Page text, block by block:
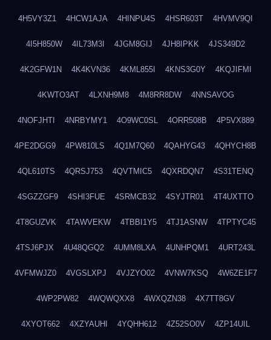
4H5VY3Z1 4HCW1AJA 4HINPU4S 4HSR603T 4HVMV9QI
4I5H850W 4IL73M3I 4JGM8GIJ 4JH8IPKK 4JS349D2
4K2GFW1N 4K4KVN36 4KML855I 4KNS3G0Y 4KQJIFMI
4KWTO3AT 4LXNH9M8 4M8RR8DW 4NNSAVOG
4NOFJHTI 4NRBYMY1 4O9WC0SL 4ORR508B 4P5VX889
4PE2DGG9 4PW810LS 4Q1M7Q60 4QAHYG43 4QHYCH8B
4QL610TS 4QRSJ753 4QVTMIC5 4QXRDQN7 4S31TENQ
4SGZZGF9 4SHI3FUE 4SRMCB32 4SYJTR01 4T4UXTTO
4T8GUZVK 4TAWVEKW 4TBBI1Y5 4TJ1ASNW 4TPTYC45
4TSJ6PJX 4U48QGQ2 4UMM8LXA 4UNHPQM1 4URT243L
4VFMWJZ0 4VGSLXPJ 4VJZYO02 4VNW7KSQ 4W6ZE1F7
4WP2PW82 4WQWQXX8 4WXQZN38 4X7TT8GV
4XYOT662 4XZYAUHI 4YQHH612 4Z52SO0V 4ZP14UIL